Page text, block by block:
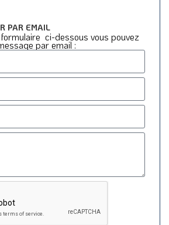
PAR EMAIL
ci-dessous vous pouvez
par email :